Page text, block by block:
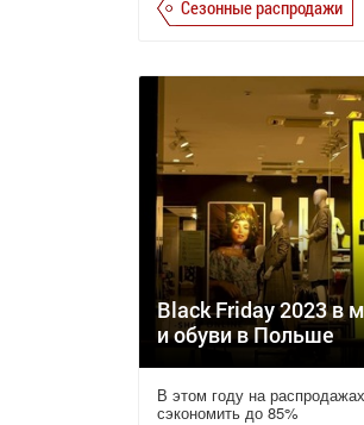
Сезонные распродажи
Black Friday 2023 в
и обуви в Польше
В этом году на
сэкономить до 85%